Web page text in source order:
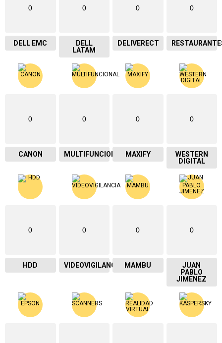
0
DELL EMC
0
DELL
LATAM
0
DELIVERECT
0
0
CANON
0
MULTIFUNCIONAL
0
MAXIFY
0
WESTERN
DIGITAL
0
HDD
0
VIDEOVIGILANCIA
0
MAMBU
0
JUAN
PABLO
JIMENEZ